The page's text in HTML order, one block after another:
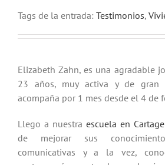
Tags de la entrada: Testimonios,
Elizabeth Zahn, es una agradable
23 años, muy activa y de gran
acompaña por 1 mes desde el 4 de
Llego a nuestra escuela en
de mejorar sus
comunicativas y a la vez,